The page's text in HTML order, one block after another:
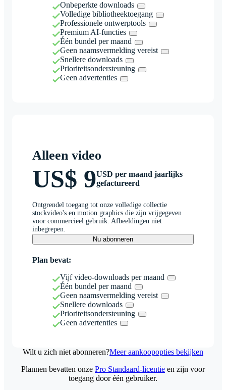
Onbeperkte downloads
Volledige bibliotheektoegang
Professionele ontwerptools
Premium AI-functies
Één bundel per maand
Geen naamsvermelding vereist
Snellere downloads
Prioriteitsondersteuning
Geen advertenties
Alleen video
US$ 9USD per maand jaarlijks
gefactureerd
Ontgrendel toegang tot onze volledige collectie
stockvideo's en motion graphics die zijn vrijgegeven
voor commercieel gebruik. Afbeeldingen niet
inbegrepen.
Nu abonneren
Plan bevat:
Vijf video-downloads per maand
Één bundel per maand
Geen naamsvermelding vereist
Snellere downloads
Prioriteitsondersteuning
Geen advertenties
Wilt u zich niet abonneren?Meer aankoopopties bekijken
Plannen bevatten onze Pro Standaard-licentie en zijn voor
toegang door één gebruiker.